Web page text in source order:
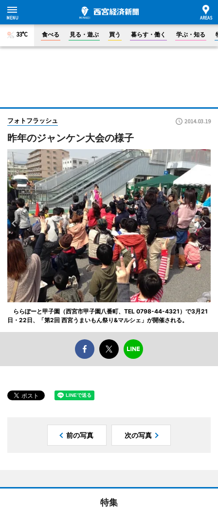
33°C 食べる 見る・遊ぶ 買う 暮らす・働く 学ぶ・知る
フォトフラッシュ 2014.03.19
昨年のジャンケン大会の様子
ららぽーと甲子園（西宮市甲子園八番町、TEL 0798-44-4321）で3月21
日・22日、「第2回 西宮うまいもん祭り&マルシェ」が開催される。
前の写真 次の写真
特集